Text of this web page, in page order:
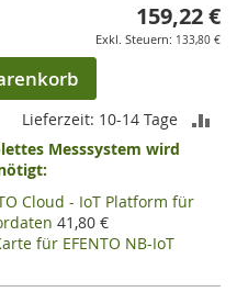
159,22 €
133,80 €
Lieferzeit: 10-14 Tage
Messsystem wird
Cloud - IoT Platform für
41,80 €
für EFENTO NB-IoT